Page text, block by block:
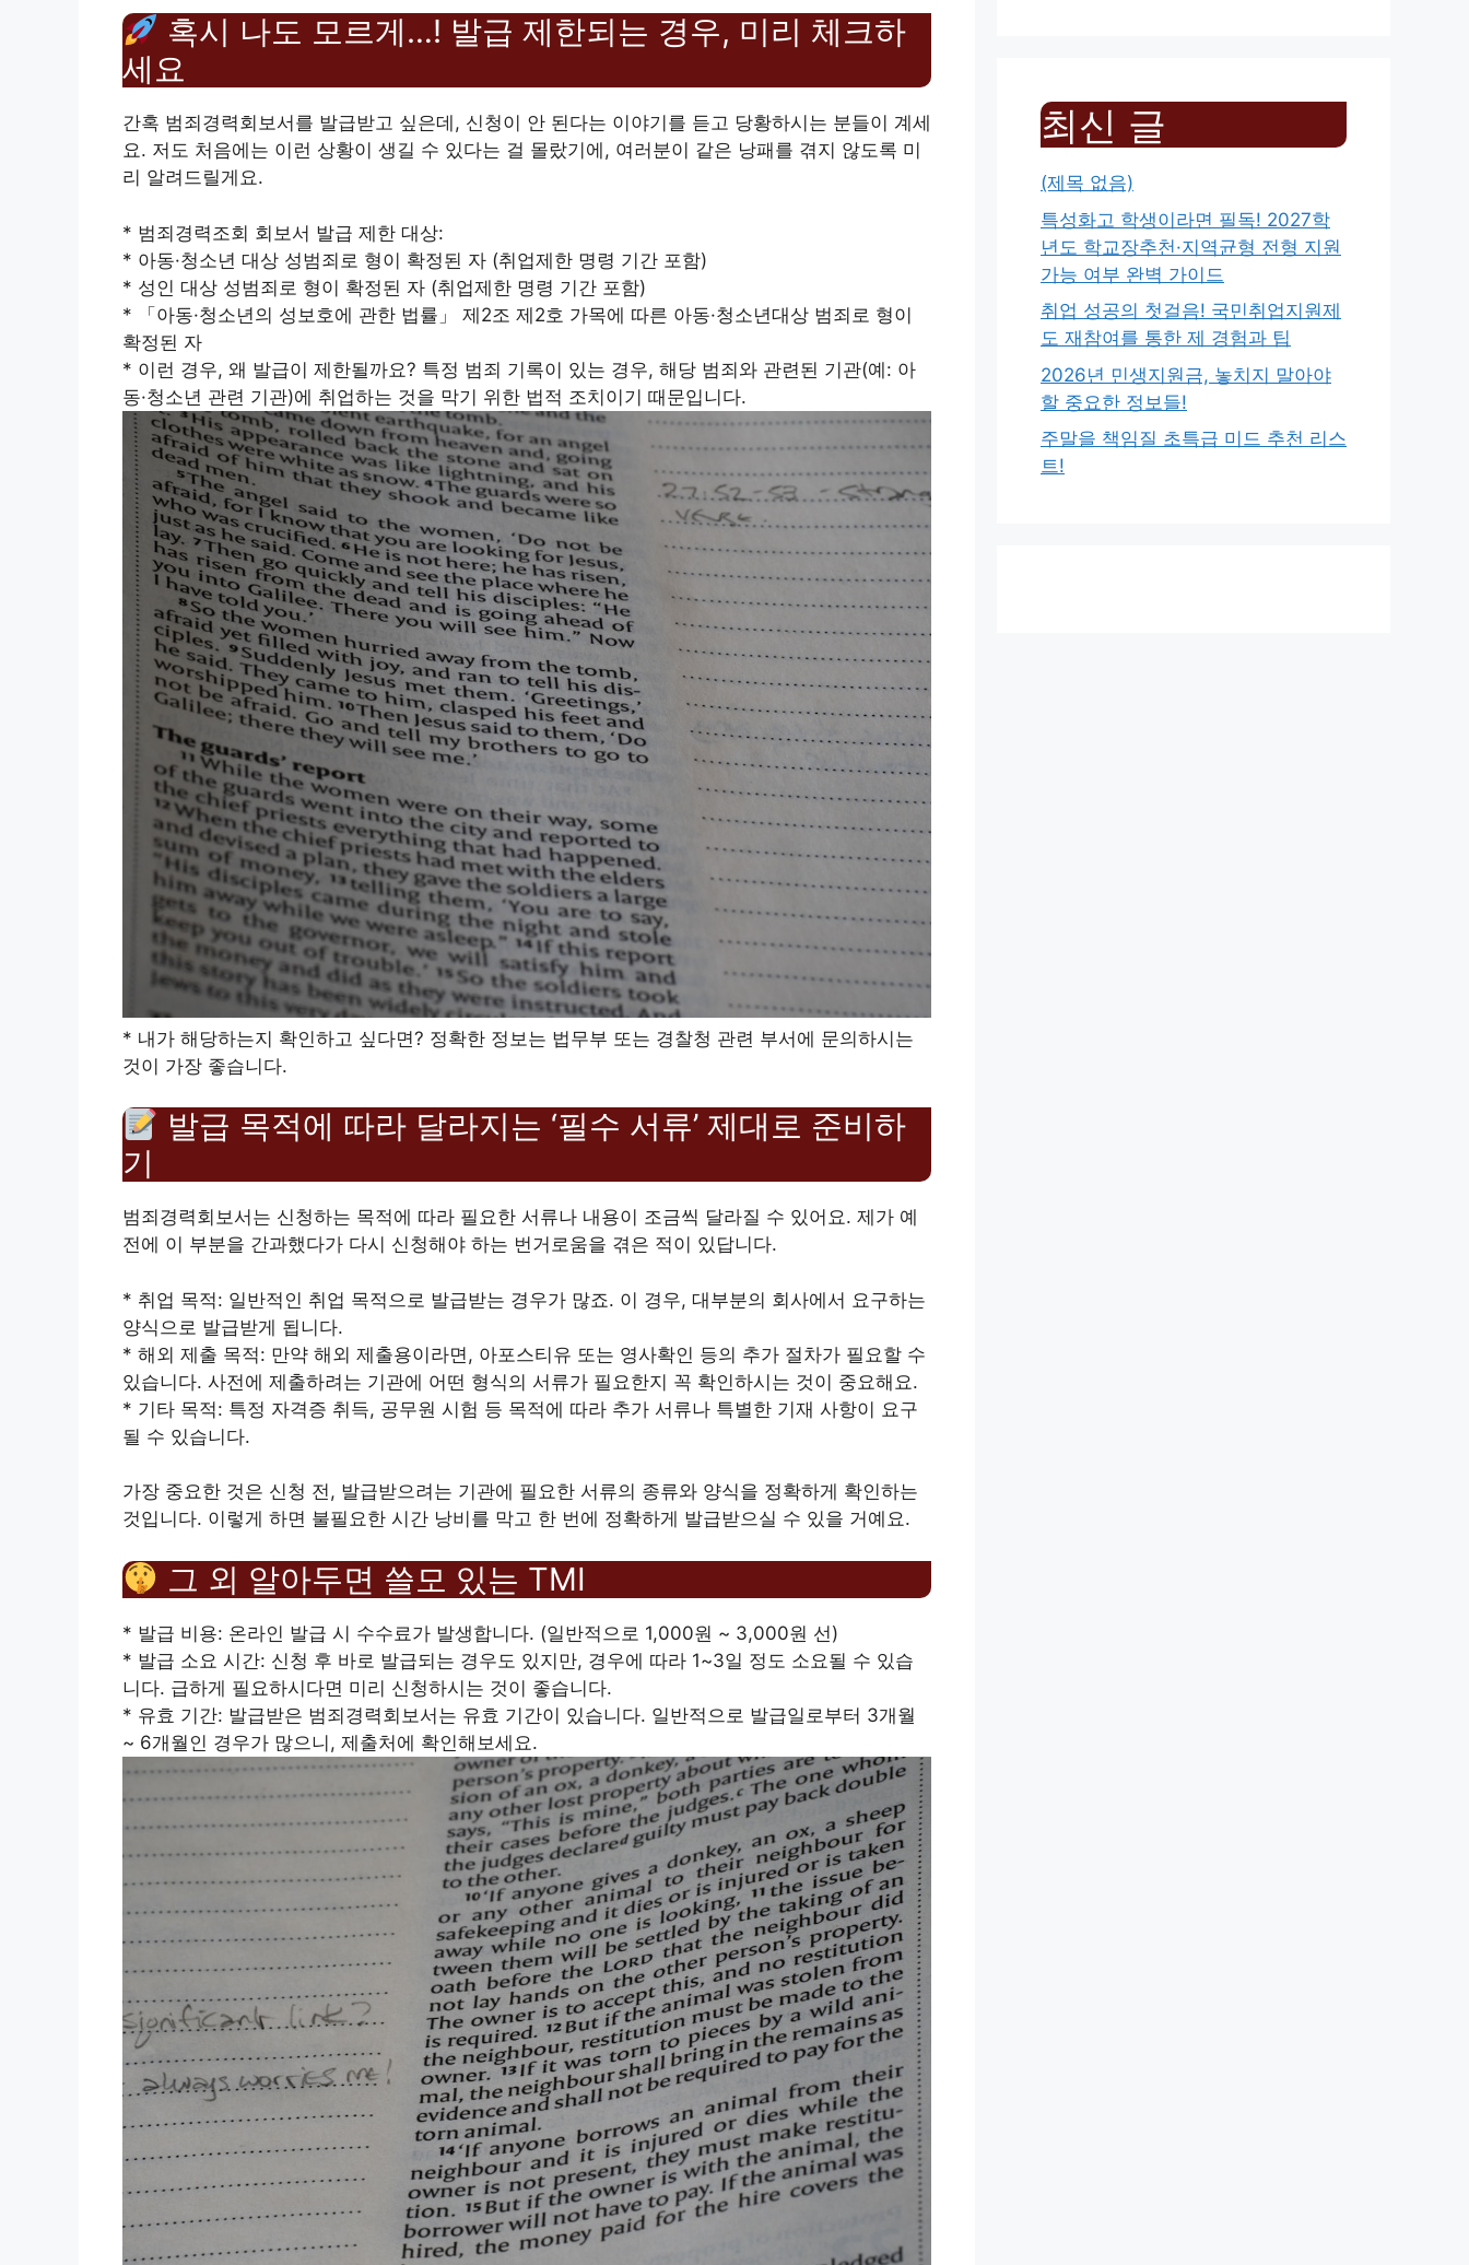
혹시 나도 모르게…! 발급 제한되는 경우, 미리 체크하
세요
간혹 범죄경력회보서를 발급받고 싶은데, 신청이 안 된다는 이야기를 듣고 당황하시는 분들이 계세
요. 저도 처음에는 이런 상황이 생길 수 있다는 걸 몰랐기에, 여러분이 같은 낭패를 겪지 않도록 미
리 알려드릴게요.
* 범죄경력조회 회보서 발급 제한 대상:
* 아동·청소년 대상 성범죄로 형이 확정된 자 (취업제한 명령 기간 포함)
* 성인 대상 성범죄로 형이 확정된 자 (취업제한 명령 기간 포함)
* 「아동·청소년의 성보호에 관한 법률」 제2조 제2호 가목에 따른 아동·청소년대상 범죄로 형이
확정된 자
* 이런 경우, 왜 발급이 제한될까요? 특정 범죄 기록이 있는 경우, 해당 범죄와 관련된 기관(예: 아
동·청소년 관련 기관)에 취업하는 것을 막기 위한 법적 조치이기 때문입니다.
* 내가 해당하는지 확인하고 싶다면? 정확한 정보는 법무부 또는 경찰청 관련 부서에 문의하시는
것이 가장 좋습니다.
발급 목적에 따라 달라지는 ‘필수 서류’ 제대로 준비하
기
범죄경력회보서는 신청하는 목적에 따라 필요한 서류나 내용이 조금씩 달라질 수 있어요. 제가 예
전에 이 부분을 간과했다가 다시 신청해야 하는 번거로움을 겪은 적이 있답니다.
* 취업 목적: 일반적인 취업 목적으로 발급받는 경우가 많죠. 이 경우, 대부분의 회사에서 요구하는
양식으로 발급받게 됩니다.
* 해외 제출 목적: 만약 해외 제출용이라면, 아포스티유 또는 영사확인 등의 추가 절차가 필요할 수
있습니다. 사전에 제출하려는 기관에 어떤 형식의 서류가 필요한지 꼭 확인하시는 것이 중요해요.
* 기타 목적: 특정 자격증 취득, 공무원 시험 등 목적에 따라 추가 서류나 특별한 기재 사항이 요구
될 수 있습니다.
가장 중요한 것은 신청 전, 발급받으려는 기관에 필요한 서류의 종류와 양식을 정확하게 확인하는
것입니다. 이렇게 하면 불필요한 시간 낭비를 막고 한 번에 정확하게 발급받으실 수 있을 거예요.
그 외 알아두면 쓸모 있는 TMI
* 발급 비용: 온라인 발급 시 수수료가 발생합니다. (일반적으로 1,000원 ~ 3,000원 선)
* 발급 소요 시간: 신청 후 바로 발급되는 경우도 있지만, 경우에 따라 1~3일 정도 소요될 수 있습
니다. 급하게 필요하시다면 미리 신청하시는 것이 좋습니다.
* 유효 기간: 발급받은 범죄경력회보서는 유효 기간이 있습니다. 일반적으로 발급일로부터 3개월
~ 6개월인 경우가 많으니, 제출처에 확인해보세요.
최신 글
(제목 없음)
특성화고 학생이라면 필독! 2027학
년도 학교장추천·지역균형 전형 지원
가능 여부 완벽 가이드
취업 성공의 첫걸음! 국민취업지원제
도 재참여를 통한 제 경험과 팁
2026년 민생지원금, 놓치지 말아야
할 중요한 정보들!
주말을 책임질 초특급 미드 추천 리스
트!